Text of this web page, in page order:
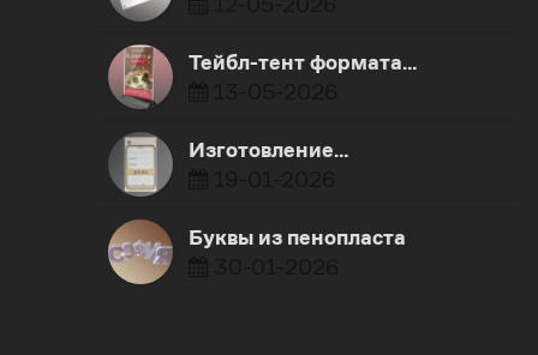
Тейбл-тент формата…
Изготовление…
Буквы из пенопласта